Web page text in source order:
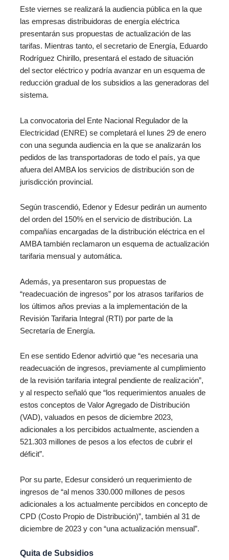
Este viernes se realizará la audiencia pública en la que
las empresas distribuidoras de energía eléctrica
presentarán sus propuestas de actualización de las
tarifas. Mientras tanto, el secretario de Energía, Eduardo
Rodríguez Chirillo, presentará el estado de situación
del sector eléctrico y podría avanzar en un esquema de
reducción gradual de los subsidios a las generadoras del
sistema.
La convocatoria del Ente Nacional Regulador de la
Electricidad (ENRE) se completará el lunes 29 de enero
con una segunda audiencia en la que se analizarán los
pedidos de las transportadoras de todo el país, ya que
afuera del AMBA los servicios de distribución son de
jurisdicción provincial.
Según trascendió, Edenor y Edesur pedirán un aumento
del orden del 150% en el servicio de distribución. La
compañías encargadas de la distribución eléctrica en el
AMBA también reclamaron un esquema de actualización
tarifaria mensual y automática.
Además, ya presentaron sus propuestas de
“readecuación de ingresos” por los atrasos tarifarios de
los últimos años previas a la implementación de la
Revisión Tarifaria Integral (RTI) por parte de la
Secretaría de Energía.
En ese sentido Edenor advirtió que “es necesaria una
readecuación de ingresos, previamente al cumplimiento
de la revisión tarifaria integral pendiente de realización”,
y al respecto señaló que “los requerimientos anuales de
estos conceptos de Valor Agregado de Distribución
(VAD), valuados en pesos de diciembre 2023,
adicionales a los percibidos actualmente, ascienden a
521.303 millones de pesos a los efectos de cubrir el
déficit”.
Por su parte, Edesur consideró un requerimiento de
ingresos de “al menos 330.000 millones de pesos
adicionales a los actualmente percibidos en concepto de
CPD (Costo Propio de Distribución)”, también al 31 de
diciembre de 2023 y con “una actualización mensual”.
Quita de Subsidios